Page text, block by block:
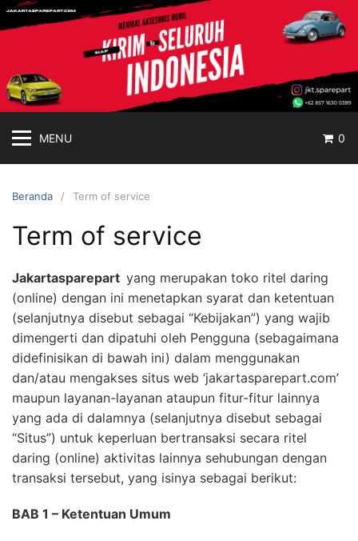
Langsung
ke
jakartasparepart
Online
MENU 0
Beranda Term of service
Term of service
Jakartasparepart yang merupakan toko ritel daring
(online) dengan ini menetapkan syarat dan ketentuan
(selanjutnya disebut sebagai “Kebijakan”) yang wajib
dimengerti dan dipatuhi oleh Pengguna (sebagaimana
didefinisikan di bawah ini) dalam menggunakan
dan/atau mengakses situs web ‘jakartasparepart.com’
maupun layanan-layanan ataupun fitur-fitur lainnya
yang ada di dalamnya (selanjutnya disebut sebagai
“Situs”) untuk keperluan bertransaksi secara ritel
daring (online) aktivitas lainnya sehubungan dengan
transaksi tersebut, yang isinya sebagai berikut:
BAB 1 – Ketentuan Umum